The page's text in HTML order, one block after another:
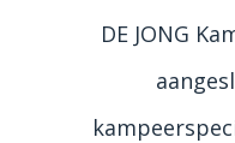
DE JONG